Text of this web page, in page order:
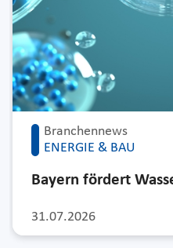
Branchennews
ENERGIE & BAU
31.07.2026
Bayern fördert